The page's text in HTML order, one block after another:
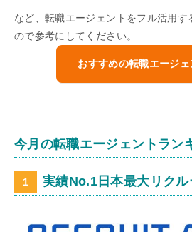
など、転職エージェントをフル活用す
ので参考にしてください。
おすすめの転職エージ
今月の転職エージェントラン
実績No.1日本最大リクル